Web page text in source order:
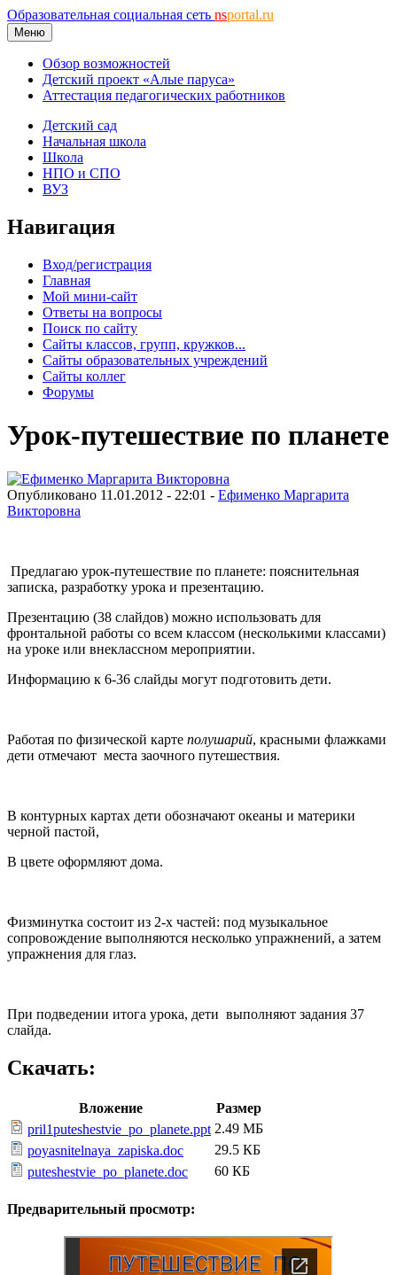
Образовательная социальная сеть nsportal.ru
Меню
Обзор возможностей
Детский проект «Алые паруса»
Аттестация педагогических работников
Детский сад
Начальная школа
Школа
НПО и СПО
ВУЗ
Навигация
Вход/регистрация
Главная
Мой мини-сайт
Ответы на вопросы
Поиск по сайту
Сайты классов, групп, кружков...
Сайты образовательных учреждений
Сайты коллег
Форумы
Урок-путешествие по планете
Опубликовано 11.01.2012 - 22:01 - Ефименко Маргарита
Викторовна
Предлагаю урок-путешествие по планете: пояснительная
записка, разработку урока и презентацию.
Презентацию (38 слайдов) можно использовать для
фронтальной работы со всем классом (несколькими классами)
на уроке или внеклассном мероприятии.
Информацию к 6-36 слайды могут подготовить дети.
Работая по физической карте полушарий, красными флажками
дети отмечают места заочного путешествия.
В контурных картах дети обозначают океаны и материки
черной пастой,
В цвете оформляют дома.
Физминутка состоит из 2-х частей: под музыкальное
сопровождение выполняются несколько упражнений, а затем
упражнения для глаз.
При подведении итога урока, дети выполняют задания 37
слайда.
Скачать:
Вложение
Размер
pril1puteshestvie_po_planete.ppt 2.49 МБ
poyasnitelnaya_zapiska.doc
29.5 КБ
puteshestvie_po_planete.doc
60 КБ
Предварительный просмотр: